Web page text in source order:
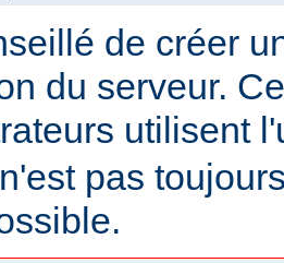
de créer
du serveur.
utilisent
pas